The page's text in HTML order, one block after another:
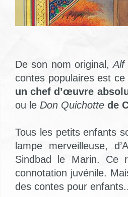
De son nom original,Alf
contes populaires est
un chef d’œuvre
ou le Don Quichotte de
Tous les petits enfants
lampe merveilleuse,
Sindbad le Marin. Ce
connotation juvénile.
des contes pour